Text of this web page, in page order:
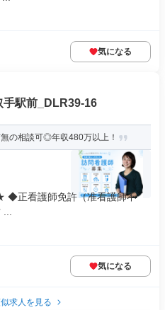
気になる
手駅前_DLR39-16
の相談可◎年収480万以上！
◆正看護師免許（准看護師不
気になる
求人を見る